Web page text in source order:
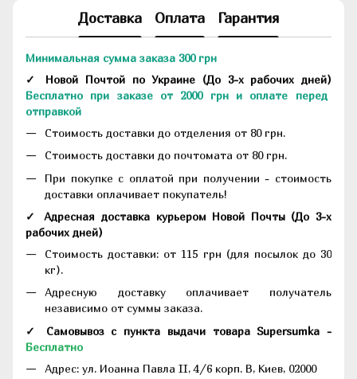
Доставка Оплата Гарантия
Минимальная сумма заказа 300 грн
✓ Новой Почтой по Украине (До 3-х рабочих дней)
Бесплатно при заказе от 2000 грн и оплате перед
отправкой
Стоимость доставки до отделения от 80 грн.
Стоимость доставки до почтомата от 80 грн.
При покупке с оплатой при получении - стоимость
доставки оплачивает покупатель!
✓ Адресная доставка курьером Новой Почты (До 3-х
рабочих дней)
Стоимость доставки: от 115 грн (для посылок до 30
кг).
Адресную доставку оплачивает получатель
независимо от суммы заказа.
✓ Самовывоз с пункта выдачи товара Supersumka -
Бесплатно
Адрес: ул. Иоанна Павла II, 4/6 корп. В, Киев, 02000